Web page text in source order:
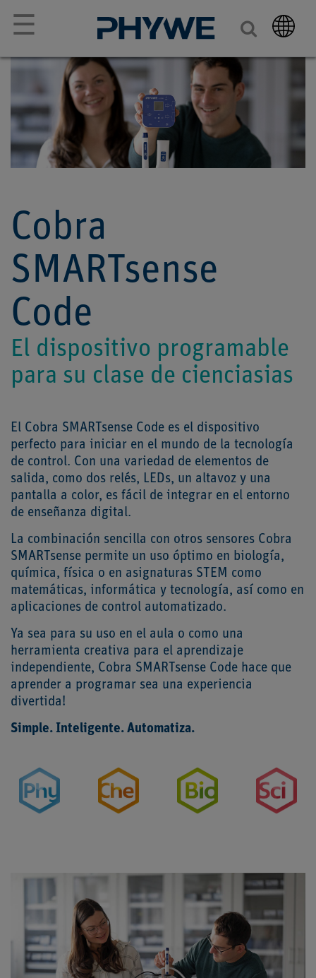
☰
Cobra
SMARTsense
Code
El dispositivo programable
para su clase de cienciasias
El Cobra SMARTsense Code es el dispositivo
perfecto para iniciar en el mundo de la tecnología
de control. Con una variedad de elementos de
salida, como dos relés, LEDs, un altavoz y una
pantalla a color, es fácil de integrar en el entorno
de enseñanza digital.
La combinación sencilla con otros sensores Cobra
SMARTsense permite un uso óptimo en biología,
química, física o en asignaturas STEM como
matemáticas, informática y tecnología, así como en
aplicaciones de control automatizado.
Ya sea para su uso en el aula o como una
herramienta creativa para el aprendizaje
independiente, Cobra SMARTsense Code hace que
aprender a programar sea una experiencia
divertida!
Simple. Inteligente. Automatiza.